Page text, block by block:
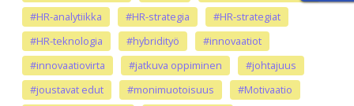
#HR-analytiikka
#HR-strategia
#HR-strategiat
#HR-teknologia
#hybridityö
#innovaatiot
#innovaatiovirta
#jatkuva oppiminen
#johtajuus
#joustavat edut
#monimuotoisuus
#Motivaatio